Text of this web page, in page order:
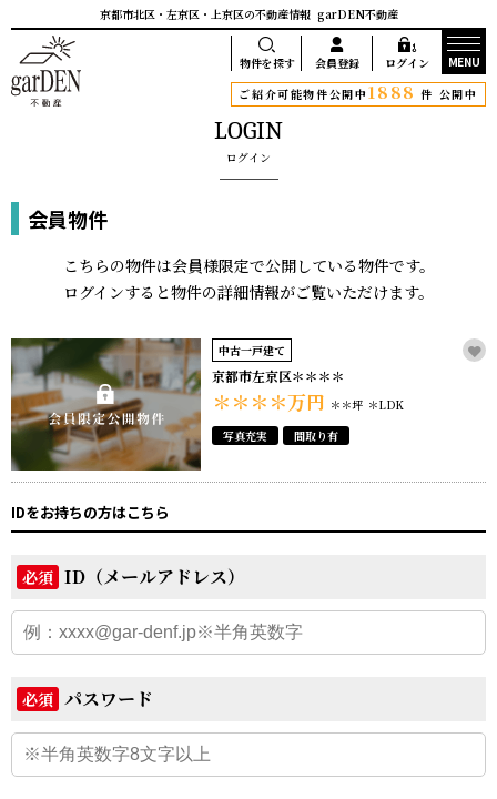
京都市北区・左京区・上京区の不動産情報 garDEN不動産
物件を探す 会員登録 ログイン
MENU
ご紹介可能物件公開中1888 件 公開中
LOGIN
ログイン
会員物件
こちらの物件は会員様限定で公開している物件です。
ログインすると物件の詳細情報がご覧いただけます。
中古一戸建て
京都市左京区＊＊＊＊
＊＊＊＊万円 ＊＊坪 ＊LDK
写真充実
間取り有
IDをお持ちの方はこちら
必須 ID（メールアドレス）
必須 パスワード